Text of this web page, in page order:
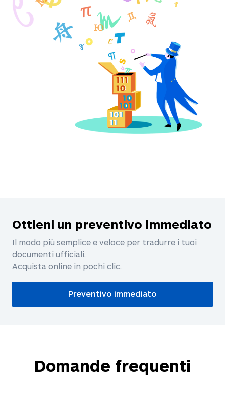
Ottieni un preventivo immediato
Il modo più semplice e veloce per tradurre i tuoi
documenti ufficiali.
Acquista online in pochi clic.
Preventivo immediato
Domande frequenti